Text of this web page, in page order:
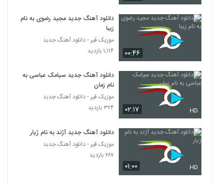
213
آهنگ محمدامیر مدامی بنام تقاص عشق
۴۶۸ بازدید
آهنگ اتفاق تازه از امیر نعیمی(پاپ)
۴۵۳ بازدید
آهنگ رابطه از پژمان برزگر(پاپ)
216
۱,۲۳۹ بازدید
217
دانلود آهنگ عشق لعنتی از میلاد سیاه پشت
۱,۷۱۹ بازدید
۰۰:۴۶
دانلود آهنگ جدید مجید رضوی به نام
زیبا
موزیک قیر - دانلود آهنگ جدبد
۱,۱۱۴ بازدید
۰۲:۱۷ HD
دانلود آهنگ جدید سیامک عباسی به
نام زمان
موزیک قیر - دانلود آهنگ جدبد
۳۲۴ بازدید
۰۱:۰۰ HD
دانلود آهنگ جدید آژند به نام ژیار
موزیک قیر - دانلود آهنگ جدبد
۲۸۷ بازدید